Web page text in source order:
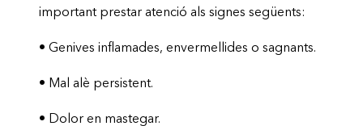
important prestar atenció als signes següents:
• Genives inflamades, envermellides o sagnants.
• Mal alè persistent.
• Dolor en mastegar.